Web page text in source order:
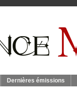
Dernières émissions